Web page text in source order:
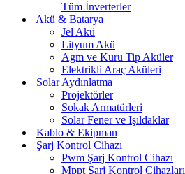
Tüm İnverterler
Akü & Batarya
Jel Akü
Lityum Akü
Agm ve Kuru Tip Aküler
Elektrikli Araç Aküleri
Solar Aydınlatma
Projektörler
Sokak Armatürleri
Solar Fener ve Işıldaklar
Kablo & Ekipman
Şarj Kontrol Cihazı
Pwm Şarj Kontrol Cihazı
Mppt Şarj Kontrol Cihazları